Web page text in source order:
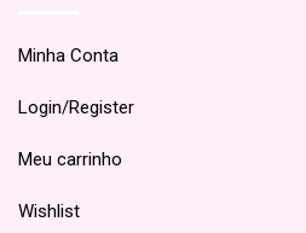
Minha Conta
Login/Register
Meu carrinho
Wishlist